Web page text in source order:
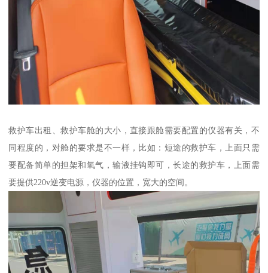
救护车出租、救护车舱的大小，直接跟舱需要配置的仪器有关，不
同程度的，对舱的要求是不一样，比如：短途的救护车，上面只需
要配备简单的担架和氧气，输液挂钩即可，长途的救护车，上面需
要提供220v逆变电源，仪器的位置，宽大的空间。